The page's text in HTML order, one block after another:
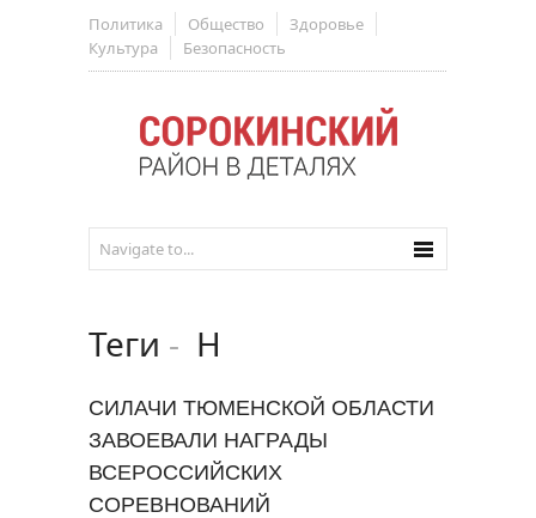
Политика Общество
Здоровье
Культура
Безопасность
Теги - Н
СИЛАЧИ ТЮМЕНСКОЙ ОБЛАСТИ
ЗАВОЕВАЛИ НАГРАДЫ
ВСЕРОССИЙСКИХ
СОРЕВНОВАНИЙ